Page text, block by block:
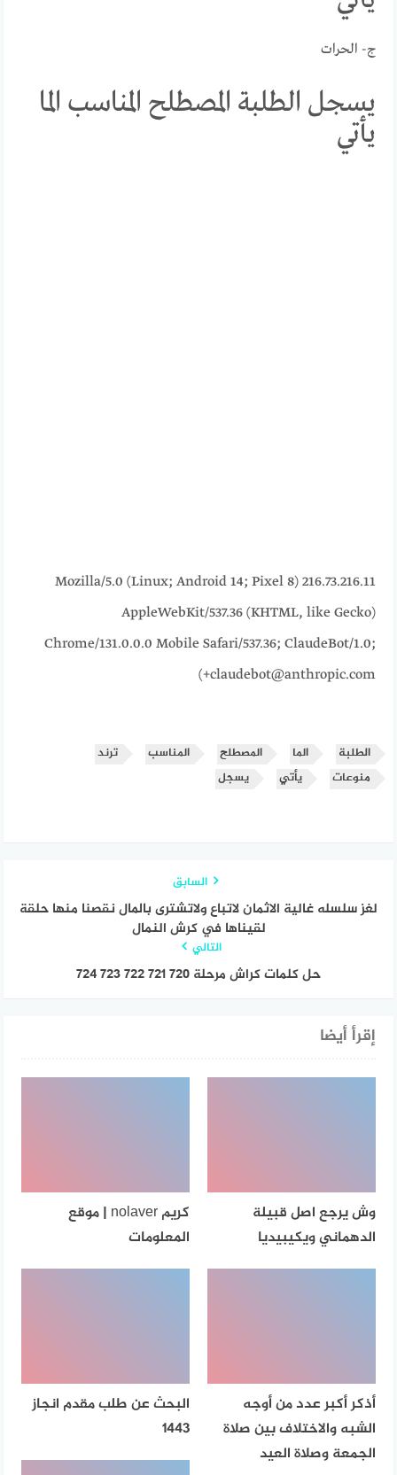
ج- الحرات
يسجل الطلبة المصطلح المناسب الما
يأتي
216.73.216.11 Mozilla/5.0 (Linux; Android 14; Pixel 8)
AppleWebKit/537.36 (KHTML, like Gecko)
Chrome/131.0.0.0 Mobile Safari/537.36; ClaudeBot/1.0;
+claudebot@anthropic.com)
الطلبة الما المصطلح المناسب
ترند
منوعات
يأتي يسجل
السابق
لغز سلسله غالية الاثمان لاتباع ولاتشترى بالمال نقصنا منها حلقة
لقيناها في كرش النمال
التالي
حل كلمات كراش مرحلة ٧٢٠ ٧٢١ ٧٢٢ ٧٢٣ ٧٢٤
إقرأ أيضا
وش يرجع اصل قبيلة
الدهماني ويكيبيديا
كريم nolaver | موقع
المعلومات
أذكر أكبر عدد من أوجه
الشبه والاختلاف بين صلاة
الجمعة وصلاة العيد
البحث عن طلب مقدم انجاز
1443